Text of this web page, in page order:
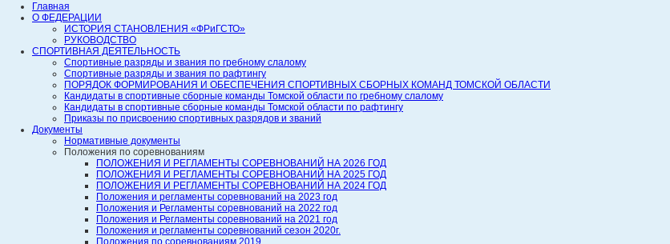
Главная
О ФЕДЕРАЦИИ
ИСТОРИЯ СТАНОВЛЕНИЯ «ФРиГСТО»
РУКОВОДСТВО
СПОРТИВНАЯ ДЕЯТЕЛЬНОСТЬ
Спортивные разряды и звания по гребному слалому
Спортивные разряды и звания по рафтингу
ПОРЯДОК ФОРМИРОВАНИЯ И ОБЕСПЕЧЕНИЯ СПОРТИВНЫХ СБОРНЫХ КОМАНД ТОМСКОЙ ОБЛАСТИ
Кандидаты в спортивные сборные команды Томской области по гребному слалому
Кандидаты в спортивные сборные команды Томской области по рафтингу
Приказы по присвоению спортивных разрядов и званий
Документы
Нормативные документы
Положения по соревнованиям
ПОЛОЖЕНИЯ И РЕГЛАМЕНТЫ СОРЕВНОВАНИЙ НА 2026 ГОД
ПОЛОЖЕНИЯ И РЕГЛАМЕНТЫ СОРЕВНОВАНИЙ НА 2025 ГОД
ПОЛОЖЕНИЯ И РЕГЛАМЕНТЫ СОРЕВНОВАНИЙ НА 2024 ГОД
Положения и регламенты соревнований на 2023 год
Положения и Регламенты соревнований на 2022 год
Положения и Регламенты соревнований на 2021 год
Положения и регламенты соревнований сезон 2020г.
Положения по соревнованиям 2019